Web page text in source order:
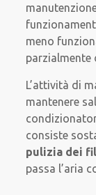
meno
parzialmente
L’attività di
mantenere
consiste
pulizia dei
passa l’aria